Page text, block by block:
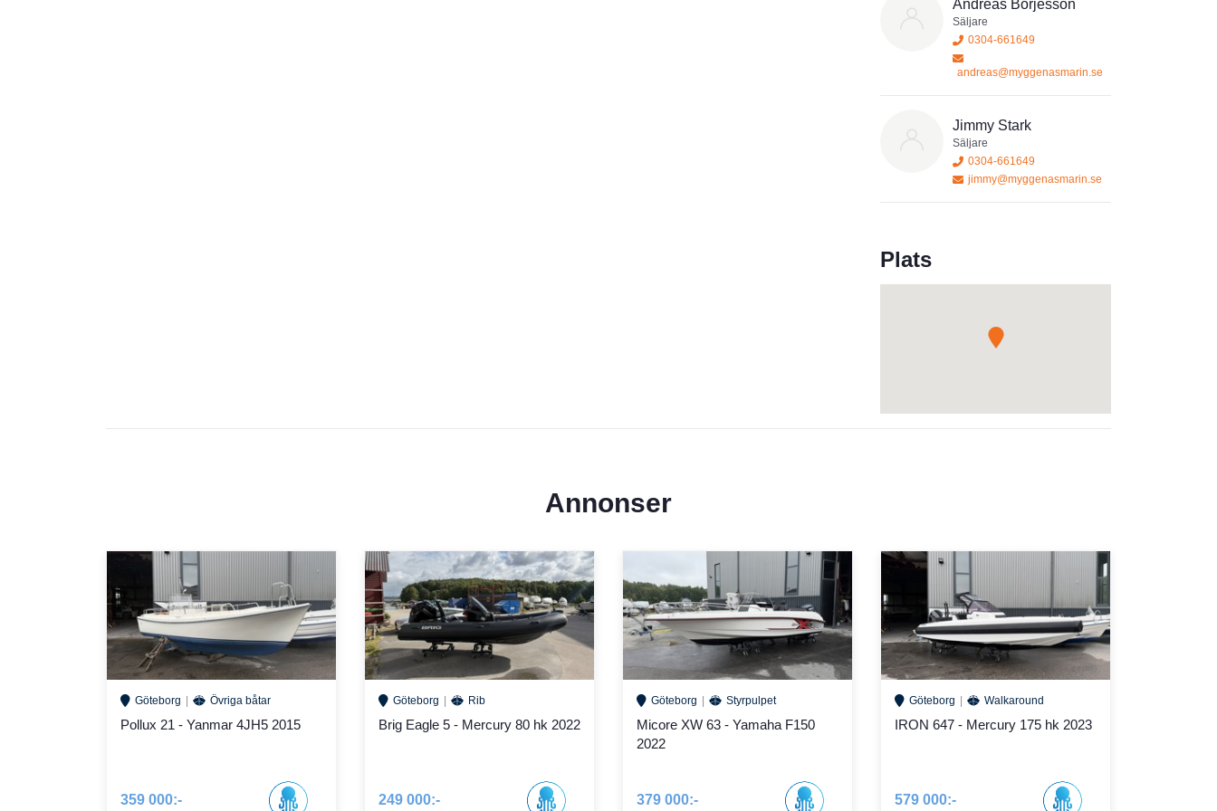
Andreas Börjesson
Säljare
0304-661649
andreas@myggenasmarin.se
Jimmy Stark
Säljare
0304-661649
jimmy@myggenasmarin.se
Plats
Annonser
Göteborg Övriga båtar
Pollux 21 - Yanmar 4JH5 2015
359 000:-
Göteborg Rib
Brig Eagle 5 - Mercury 80 hk 2022
249 000:-
Göteborg Styrpulpet
Micore XW 63 - Yamaha F150
2022
379 000:-
Göteborg Walkaround
IRON 647 - Mercury 175 hk 2023
579 000:-